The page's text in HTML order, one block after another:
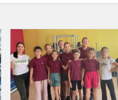
#STEAM
iššūkis
„Nykštukams“